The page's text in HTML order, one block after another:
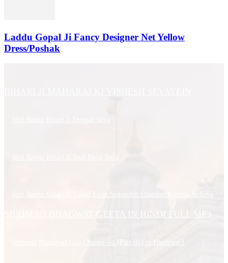
Laddu Gopal Ji Fancy Designer Net Yellow
Dress/Poshak
SHRIMAD BHAGWAT GEETA IN HINDI FULL MP3